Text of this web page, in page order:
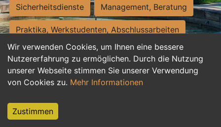
Wir verwenden Cookies, um Ihnen eine bessere
Nutzererfahrung zu ermöglichen. Durch die Nutzung
unserer Webseite stimmen Sie unserer Verwendung
von Cookies zu. Mehr Informationen
Zustimmen
Sicherheitsdienste Management, Beratung
Praktika, Werkstudenten, Abschlussarbeiten
Personalwesen Assistenz, Sekretariat
Hilfskräfte, Aushilfs- und Nebenjobs
Weiterbildung, Studium, duale Ausbildung